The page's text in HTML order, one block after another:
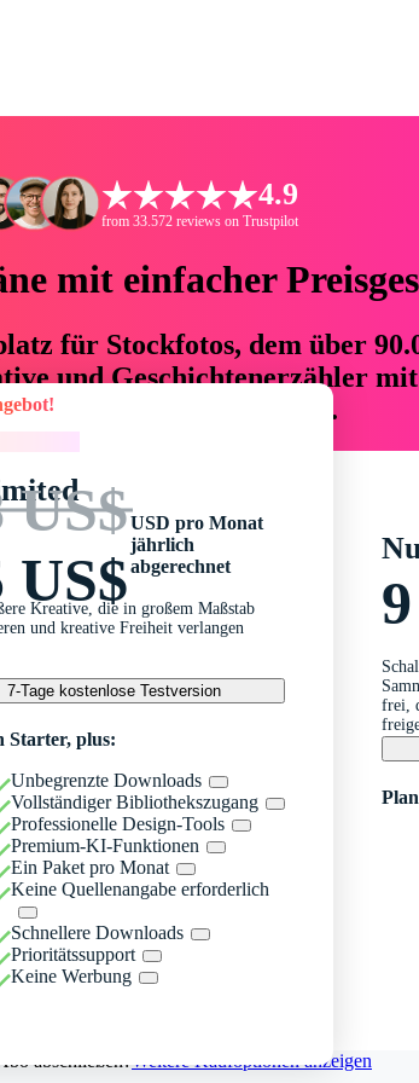
4.9
from 33.572 reviews on Trustpilot
mit einfacher
für Stockfotos, dem über
und Geschichtenerzähler mit
und Budget einsparen.
US$
US$
USD pro Monat
jährlich
abgerechnet
Kreative, die in großem Maßstab
und kreative Freiheit verlangen
7-Tage kostenlose Testversion
Starter, plus:
Unbegrenzte Downloads
Vollständiger Bibliothekszugang
Professionelle Design-Tools
Premium-KI-Funktionen
Ein Paket pro Monat
Keine Quellenangabe erforderlich
Schnellere Downloads
Prioritätssupport
Keine Werbung
frei,
abschließen?Weitere Kaufoptionen anzeigen